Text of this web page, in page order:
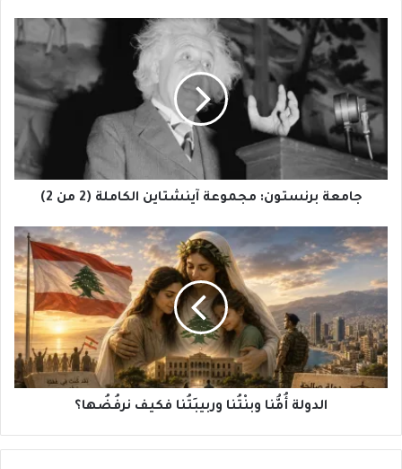
جامعة
برنستون:
مجموعة
آينشتاين
الكاملة
من
جامعة برنستون: مجموعة آينشتاين الكاملة (2 من 2)
الدولة
أُمُّنا
وربيبَتُنا
فكيف
نرفُضُها؟
الدولة أُمُّنا وبنْتُنا وربيبَتُنا فكيف نرفُضُها؟